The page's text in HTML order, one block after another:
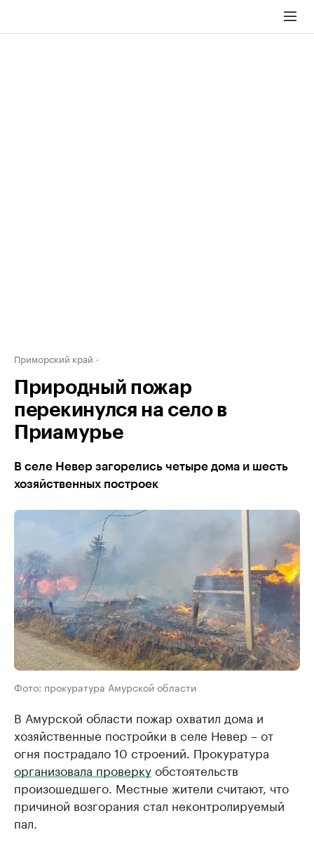
Приморский край
Природный пожар
перекинулся на село в
Приамурье
В селе Невер загорелись четыре дома и шесть
хозяйственных построек
Фото: прокуратура Амурской области
В Амурской области пожар охватил дома и
хозяйственные постройки в селе Невер – от
огня пострадало 10 строений. Прокуратура
организовала проверкуобстоятельств
произошедшего. Местные жители считают, что
причиной возгорания стал неконтролируемый
пал.